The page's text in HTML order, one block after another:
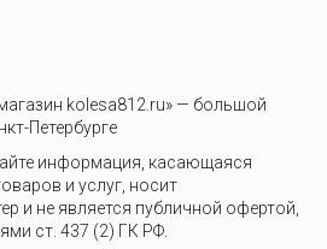
kolesa812.ru» — большой
Петербурге
информация, касающаяся
и услуг, носит
и не является публичной офертой,
ст. 437 (2) ГК РФ.